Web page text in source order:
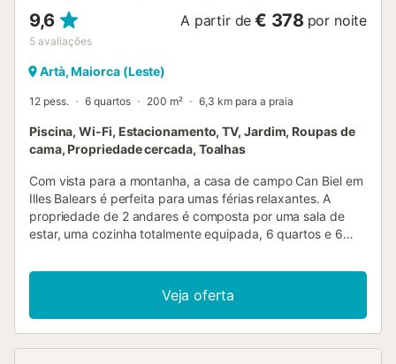
9,6
5 avaliações
A partir de € 378 por noite
Artà, Maiorca (Leste)
12 pess. 6 quartos 200 m² 6,3 km para a praia
Piscina, Wi-Fi, Estacionamento, TV, Jardim, Roupas de
cama, Propriedade cercada, Toalhas
Com vista para a montanha, a casa de campo Can Biel em
Illes Balears é perfeita para umas férias relaxantes. A
propriedade de 2 andares é composta por uma sala de
estar, uma cozinha totalmente equipada, 6 quartos e 6
As comodidades adicionais incluem Wi-Fi de alta
velocidade (adequado para videochamadas) com um
espaço de trabalho dedicado para escritório em casa, uma
televisão, uma ventoinha, bem como uma máquina de
Veja oferta